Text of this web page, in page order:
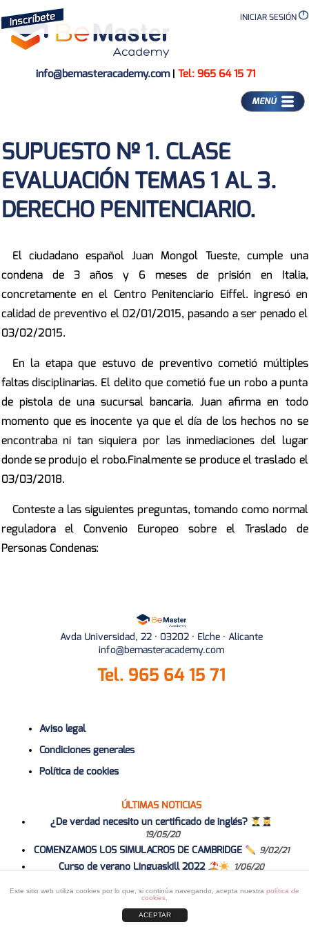
INICIAR SESIÓN
info@bemasteracademy.com| Tel: 965 64 15 71
MENÚ
SUPUESTO Nº 1. CLASE
EVALUACIÓN TEMAS 1 AL 3.
DERECHO PENITENCIARIO.
El ciudadano español Juan Mongol Tueste, cumple una
condena de 3 años y 6 meses de prisión en Italia,
concretamente en el Centro Penitenciario Eiffel. ingresó en
calidad de preventivo el 02/01/2015, pasando a ser penado el
03/02/2015.
En la etapa que estuvo de preventivo cometió múltiples
faltas disciplinarias. El delito que cometió fue un robo a punta
de pistola de una sucursal bancaria. Juan afirma en todo
momento que es inocente ya que el día de los hechos no se
encontraba ni tan siquiera por las inmediaciones del lugar
donde se produjo el robo.Finalmente se produce el traslado el
03/03/2018.
Conteste a las siguientes preguntas, tomando como normal
reguladora el Convenio Europeo sobre el Traslado de
Personas Condenas:
Este sitio web utiliza cookies por lo que, si continúa navegando, acepta nuestra política de
cookies
ACEPTAR
Avda Universidad, 22 · 03202 · Elche · Alicante
info@bemasteracademy.com
Tel. 965 64 15 71
Aviso legal
Condiciones generales
Política de cookies
ÚLTIMAS NOTICIAS
¿De verdad necesito un certificado de inglés?
19/05/20
COMENZAMOS LOS SIMULACROS DE CAMBRIDGE 9/02/21
Curso de verano Linguaskill 2022 1/06/20